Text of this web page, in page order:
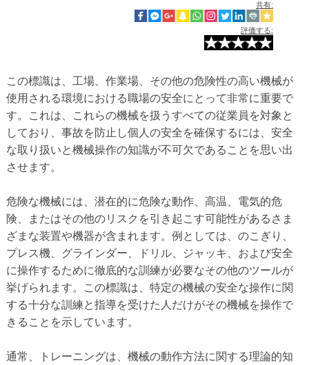
共有:
評価する:
この標識は、工場、作業場、その他の危険性の高い機械が
使用される環境における職場の安全にとって非常に重要で
す。これは、これらの機械を扱うすべての従業員を対象と
しており、事故を防止し個人の安全を確保するには、安全
な取り扱いと機械操作の知識が不可欠であることを思い出
させます。
危険な機械には、潜在的に危険な動作、高温、電気的危
険、またはその他のリスクを引き起こす可能性があるさま
ざまな装置や機器が含まれます。例としては、のこぎり、
プレス機、グラインダー、ドリル、ジャッキ、および安全
に操作するために徹底的な訓練が必要なその他のツールが
挙げられます。この標識は、特定の機械の安全な操作に関
する十分な訓練と指導を受けた人だけがその機械を操作で
きることを示しています。
通常、トレーニングは、機械の動作方法に関する理論的知